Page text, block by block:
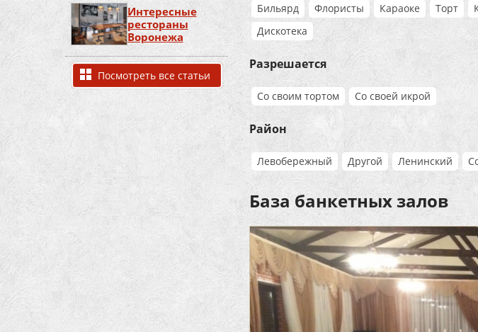
Интересные
рестораны
Воронежа
Посмотреть все статьи
Бильярд Флористы Караоке Торт
Дискотека
Разрешается
Со своим тортом Со своей икрой
Район
Левобережный Другой Ленинский
База банкетных залов